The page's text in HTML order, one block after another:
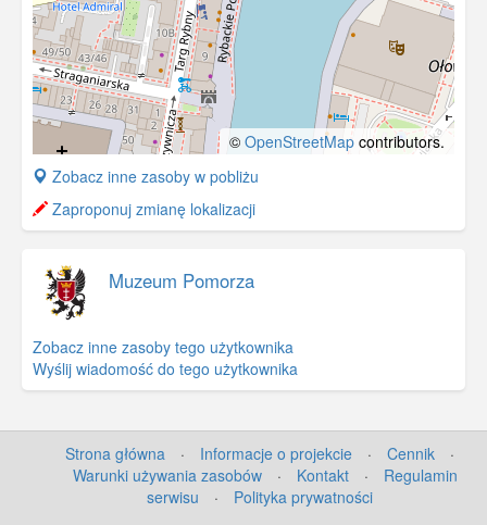
© OpenStreetMap contributors.
+
−
Zobacz inne zasoby w pobliżu
Zaproponuj zmianę lokalizacji
Muzeum Pomorza
Zobacz inne zasoby tego użytkownika
Wyślij wiadomość do tego użytkownika
Strona główna · Informacje o projekcie · Cennik
·
Warunki używania zasobów
· Kontakt ·
Regulamin
serwisu
· Polityka prywatności